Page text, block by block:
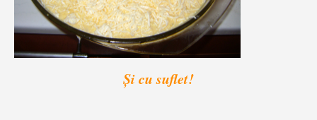
Și cu suflet!